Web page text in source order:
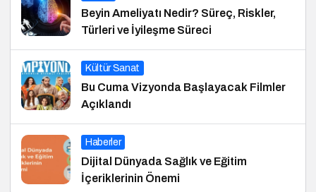
Beyin Ameliyatı Nedir? Süreç, Riskler,
Türleri ve İyileşme Süreci
Kültür Sanat
Bu Cuma Vizyonda Başlayacak Filmler
Açıklandı
Haberler
Dijital Dünyada Sağlık ve Eğitim
İçeriklerinin Önemi